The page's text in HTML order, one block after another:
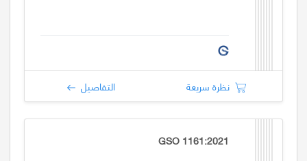
نظرة سريعة التفاصيل
GSO 1161:2021